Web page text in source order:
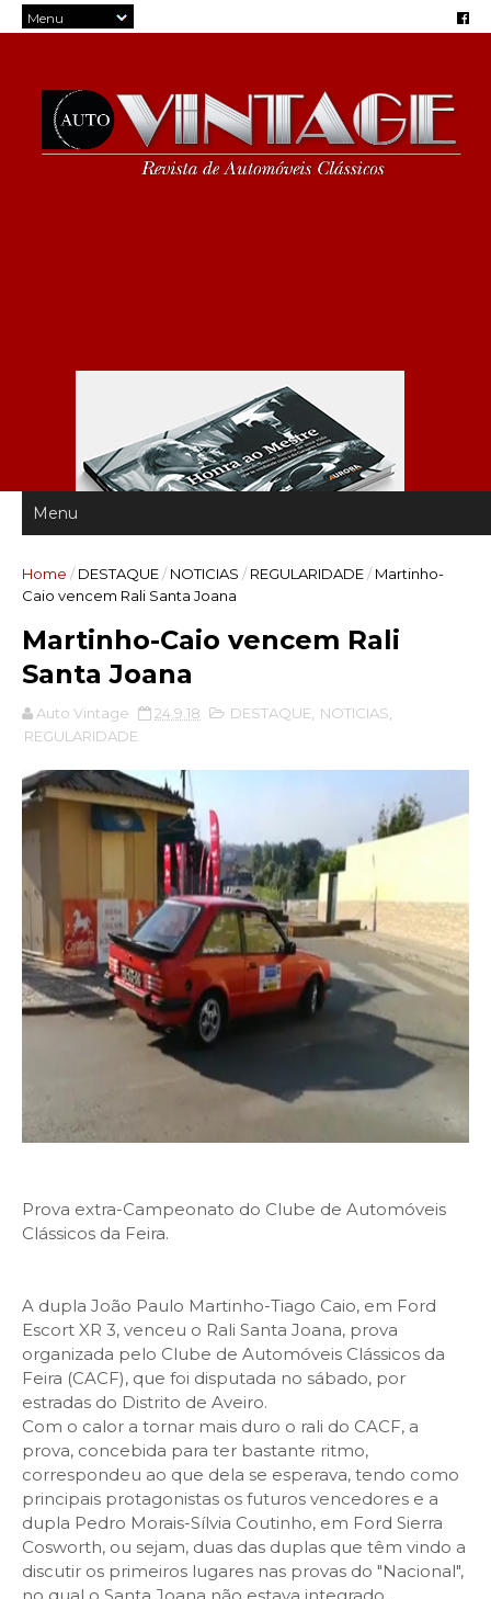
Home / DESTAQUE/ NOTICIAS / REGULARIDADE/ Martinho-
Caio vencem Rali Santa Joana
Martinho-Caio vencem Rali
Santa Joana
Auto Vintage 24.9.18 DESTAQUE NOTICIAS
REGULARIDADE
Prova extra-Campeonato do Clube de Automóveis
Clássicos da Feira.
A dupla João Paulo Martinho-Tiago Caio, em Ford
Escort XR 3, venceu o Rali Santa Joana, prova
organizada pelo Clube de Automóveis Clássicos da
Feira (CACF), que foi disputada no sábado, por
estradas do Distrito de Aveiro.
Com o calor a tornar mais duro o rali do CACF, a
prova, concebida para ter bastante ritmo,
correspondeu ao que dela se esperava, tendo como
principais protagonistas os futuros vencedores e a
dupla Pedro Morais-Sílvia Coutinho, em Ford Sierra
Cosworth, ou sejam, duas das duplas que têm vindo a
discutir os primeiros lugares nas provas do "Nacional",